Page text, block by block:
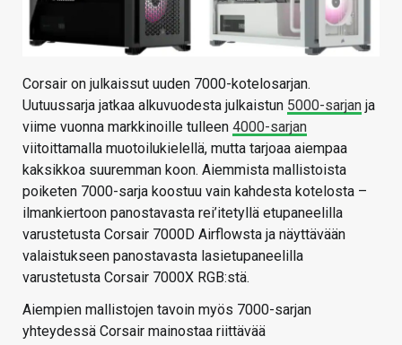
Corsair on julkaissut uuden 7000-kotelosarjan.
Uutuussarja jatkaa alkuvuodesta julkaistun 5000-sarjan ja
viime vuonna markkinoille tulleen 4000-sarjan
viitoittamalla muotoilukielellä, mutta tarjoaa aiempaa
kaksikkoa suuremman koon. Aiemmista mallistoista
poiketen 7000-sarja koostuu vain kahdesta kotelosta –
ilmankiertoon panostavasta rei’itetyllä etupaneelilla
varustetusta Corsair 7000D Airflowsta ja näyttävään
valaistukseen panostavasta lasietupaneelilla
varustetusta Corsair 7000X RGB:stä.
Aiempien mallistojen tavoin myös 7000-sarjan
yhteydessä Corsair mainostaa riittävää